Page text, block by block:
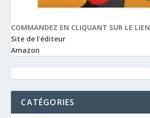
COMMANDEZ EN CLIQUANT SUR LE LIEN
Site de l'éditeur
Amazon
CATÉGORIES